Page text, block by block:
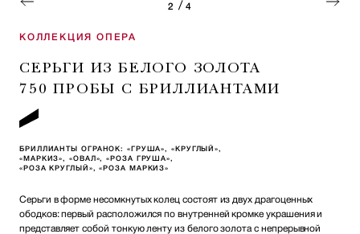
2 / 4
КОЛЛЕКЦИЯ ОПЕРА
СЕРЬГИ ИЗ БЕЛОГО ЗОЛОТА
750 ПРОБЫ С БРИЛЛИАНТАМИ
БРИЛЛИАНТЫ ОГРАНОК: «ГРУША», «КРУГЛЫЙ»,
«МАРКИЗ», «ОВАЛ», «РОЗА ГРУША»,
«РОЗА КРУГЛЫЙ», «РОЗА МАРКИЗ»
Серьги в форме несомкнутых колец состоят из двух драгоценных
ободков: первый расположился по внутренней кромке украшения и
представляет собой тонкую ленту из белого золота с непрерывной